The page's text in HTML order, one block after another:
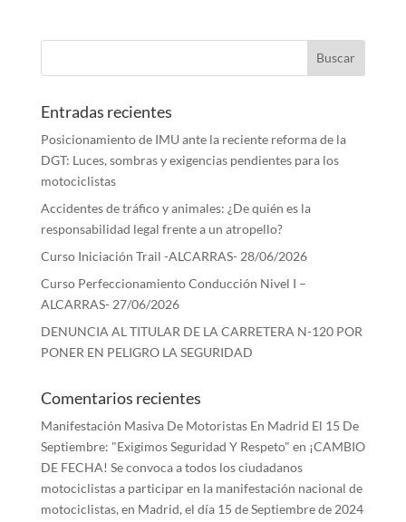
Entradas recientes
Posicionamiento de IMU ante la reciente reforma de la
DGT: Luces, sombras y exigencias pendientes para los
motociclistas
Accidentes de tráfico y animales: ¿De quién es la
responsabilidad legal frente a un atropello?
Curso Iniciación Trail -ALCARRAS- 28/06/2026
Curso Perfeccionamiento Conducción Nivel I –
ALCARRAS- 27/06/2026
DENUNCIA AL TITULAR DE LA CARRETERA N-120 POR
PONER EN PELIGRO LA SEGURIDAD
Comentarios recientes
Manifestación Masiva De Motoristas En Madrid El 15 De
Septiembre: "Exigimos Seguridad Y Respeto" en ¡CAMBIO
DE FECHA! Se convoca a todos los ciudadanos
motociclistas a participar en la manifestación nacional de
motociclistas, en Madrid, el día 15 de Septiembre de 2024